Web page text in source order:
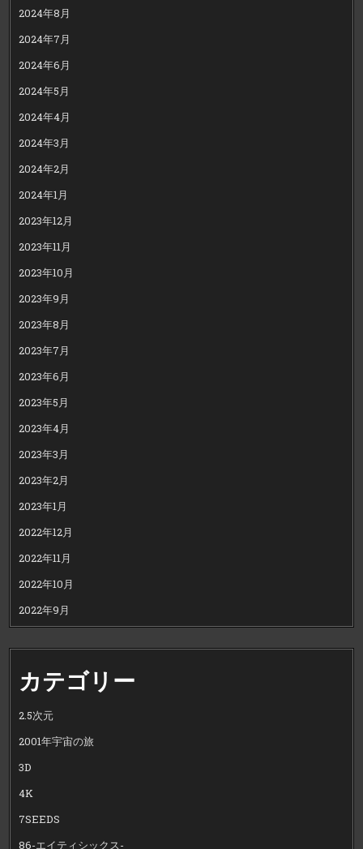
2024年8月
2024年7月
2024年6月
2024年5月
2024年4月
2024年3月
2024年2月
2024年1月
2023年12月
2023年11月
2023年10月
2023年9月
2023年8月
2023年7月
2023年6月
2023年5月
2023年4月
2023年3月
2023年2月
2023年1月
2022年12月
2022年11月
2022年10月
2022年9月
カテゴリー
2.5次元
2001年宇宙の旅
3D
4K
7SEEDS
86-エイティシックス-